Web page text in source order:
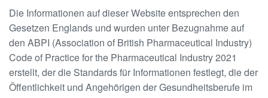
Die Informationen auf dieser Website entsprechen den
Gesetzen Englands und wurden unter Bezugnahme auf
den ABPI (Association of British Pharmaceutical Industry)
Code of Practice for the Pharmaceutical Industry 2021
erstellt, der die Standards für Informationen festlegt, die der
Öffentlichkeit und Angehörigen der Gesundheitsberufe im